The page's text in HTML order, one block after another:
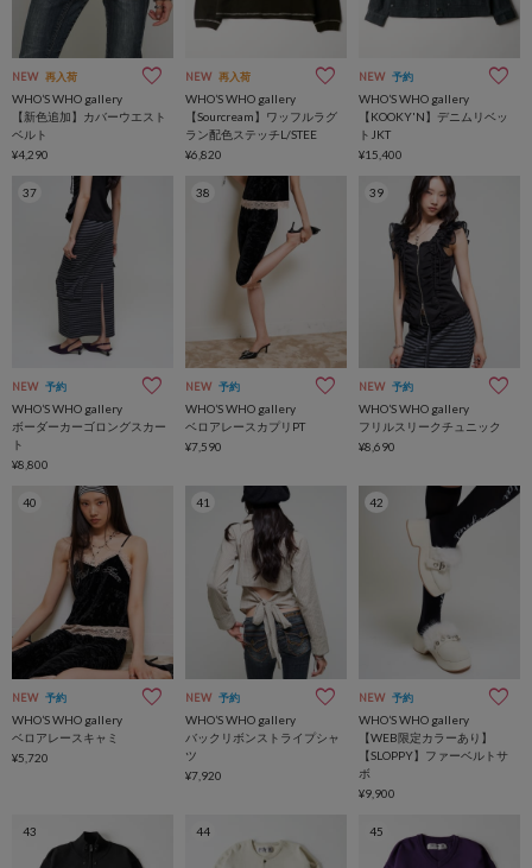
NEW 再入荷
WHO’S WHO gallery
【新色追加】カバーウエスト
ベルト
¥4,290
NEW 再入荷
WHO’S WHO gallery
【Sourcream】ワッフルラグ
ラン配色ステッチL/STEE
¥6,820
NEW 予約
WHO’S WHO gallery
【KOOKY'N】デニムリベッ
トJKT
¥15,400
37
NEW 予約
WHO’S WHO gallery
ボーダーカーゴロングスカー
ト
¥8,800
38
NEW 予約
WHO’S WHO gallery
ベロアレースカプリPT
¥7,590
39
NEW 予約
WHO’S WHO gallery
フリルスリークチュニック
¥8,690
40
NEW 予約
WHO’S WHO gallery
ベロアレースキャミ
¥5,720
41
NEW 予約
WHO’S WHO gallery
バックリボンストライプシャ
ツ
¥7,920
42
NEW 予約
WHO’S WHO gallery
【WEB限定カラーあり】
【SLOPPY】ファーベルトサ
ボ
¥9,900
43 44 45